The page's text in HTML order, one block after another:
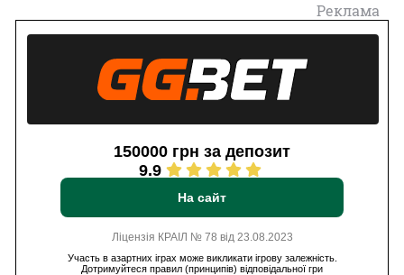
Реклама
150000 грн за депозит
9.9
На сайт
Ліцензія КРАІЛ № 78 від 23.08.2023
Участь в азартних іграх може викликати ігрову залежність.
Дотримуйтеся правил (принципів) відповідальної гри